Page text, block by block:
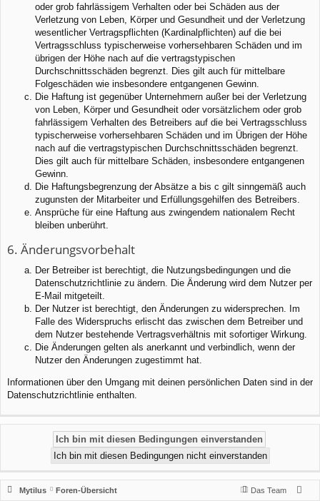
oder grob fahrlässigem Verhalten oder bei Schäden aus der
Verletzung von Leben, Körper und Gesundheit und der Verletzung
wesentlicher Vertragspflichten (Kardinalpflichten) auf die bei
Vertragsschluss typischerweise vorhersehbaren Schäden und im
übrigen der Höhe nach auf die vertragstypischen
Durchschnittsschäden begrenzt. Dies gilt auch für mittelbare
Folgeschäden wie insbesondere entgangenen Gewinn.
Die Haftung ist gegenüber Unternehmern außer bei der Verletzung
von Leben, Körper und Gesundheit oder vorsätzlichem oder grob
fahrlässigem Verhalten des Betreibers auf die bei Vertragsschluss
typischerweise vorhersehbaren Schäden und im Übrigen der Höhe
nach auf die vertragstypischen Durchschnittsschäden begrenzt.
Dies gilt auch für mittelbare Schäden, insbesondere entgangenen
Gewinn.
Die Haftungsbegrenzung der Absätze a bis c gilt sinngemäß auch
zugunsten der Mitarbeiter und Erfüllungsgehilfen des Betreibers.
Ansprüche für eine Haftung aus zwingendem nationalem Recht
bleiben unberührt.
6. Änderungsvorbehalt
Der Betreiber ist berechtigt, die Nutzungsbedingungen und die
Datenschutzrichtlinie zu ändern. Die Änderung wird dem Nutzer per
E-Mail mitgeteilt.
Der Nutzer ist berechtigt, den Änderungen zu widersprechen. Im
Falle des Widerspruchs erlischt das zwischen dem Betreiber und
dem Nutzer bestehende Vertragsverhältnis mit sofortiger Wirkung.
Die Änderungen gelten als anerkannt und verbindlich, wenn der
Nutzer den Änderungen zugestimmt hat.
Informationen über den Umgang mit deinen persönlichen Daten sind in der
Datenschutzrichtlinie enthalten.
Mytilus Foren-Übersicht Das Team